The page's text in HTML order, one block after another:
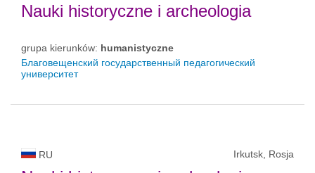
Nauki historyczne i archeologia
grupa kierunków: humanistyczne
Благовещенский государственный педагогический
университет
RU Irkutsk, Rosja